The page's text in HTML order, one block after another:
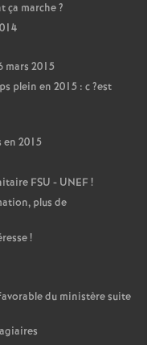
ça marche?
mars 2015
plein en 2015 : c?est
en 2015
FSU - UNEF!
plus de
!
du ministère suite